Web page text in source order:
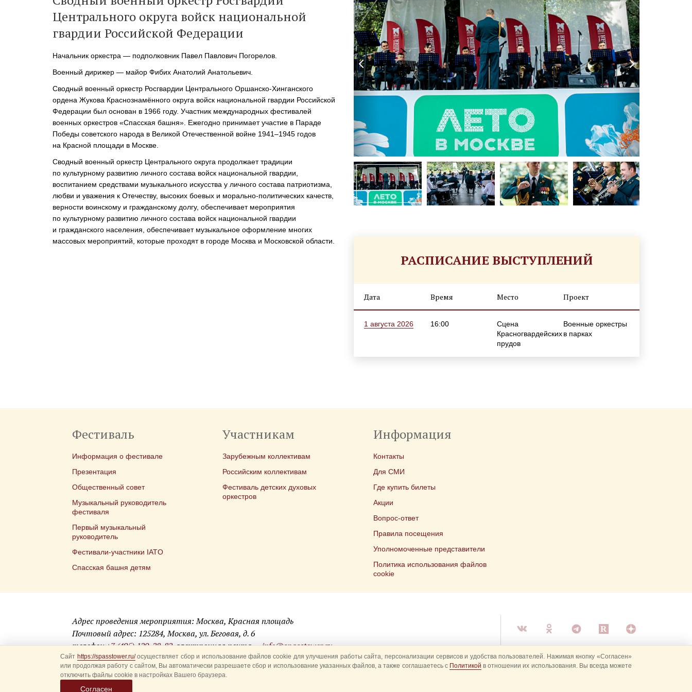
ОРКЕСТРЫ В
ПАРКАХ
СПАССКАЯ БАШНЯ
УПОЛНОМОЧЕННЫЕ
АГЕНТЫ
Центрального округа войск национальной
гвардии Российской Федерации
Начальник оркестра — подполковник Павел Павлович Погорелов.
Военный дирижер — майор Фибих Анатолий Анатольевич.
Сводный военный оркестр Росгвардии Центрального Оршанско-Хинганского
ордена Жукова Краснознамённого округа войск национальной гвардии Российской
Федерации был основан в 1966 году. Участник международных фестивалей
военных оркестров «Спасская башня». Ежегодно принимает участие в Параде
Победы советского народа в Великой Отечественной войне 1941–1945 годов
на Красной площади в Москве.
Сводный военный оркестр Центрального округа продолжает традиции
по культурному развитию личного состава войск национальной гвардии,
воспитанием средствами музыкального искусства у личного состава патриотизма,
любви и уважения к Отечеству, высоких боевых и морально-политических качеств,
верности воинскому и гражданскому долгу, обеспечивает мероприятия
по культурному развитию личного состава войск национальной гвардии
и гражданского населения, обеспечивает музыкальное оформление многих
массовых мероприятий, которые проходят в городе Москва и Московской области.
РАСПИСАНИЕ ВЫСТУПЛЕНИЙ
Дата Время Место Проект
1 августа 2026 16:00
Сцена
Красногвардейских
прудов
Военные оркестры
в парках
Фестиваль
Информация о фестивале
Презентация
Общественный совет
Музыкальный руководитель
фестиваля
Первый музыкальный
руководитель
Фестивали-участники IATO
Спасская башня детям
Участникам
Зарубежным коллективам
Российским коллективам
Фестиваль детских духовых
оркестров
Информация
Контакты
Для СМИ
Где купить билеты
Акции
Вопрос-ответ
Правила посещения
Уполномоченные представители
Политика использования файлов
cookie
Адрес проведения мероприятия: Москва, Красная площадь
Почтовый адрес: 125284, Москва, ул. Беговая, д. 6
телефон +7 (495) 120-28-82, электронная почта — info@spasstower.ru
© 2009-2025 Официальный сайт фестиваля «Спасская башня»
Разработка сайта —
Сайт https://spasstower.ru/осуществляет сбор и использование файлов cookie для улучшения работы сайта, персонализации сервисов и удобства пользователей. Нажимая кнопку «Согласен»
или продолжая работу с сайтом, Вы автоматически разрешаете сбор и использование указанных файлов, а также соглашаетесь с Политикой в отношении их использования. Вы всегда можете
отключить файлы cookie в настройках Вашего браузера.
Согласен